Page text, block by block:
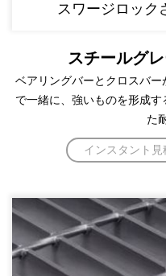
スワージロック
スチールグ
ベアリングバーとクロスバ
で一緒に、強いものを形成
た
インスタント